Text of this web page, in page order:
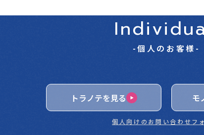
-個人のお客様-
トラノテを見る モ
個人向けのお問い合わせフ